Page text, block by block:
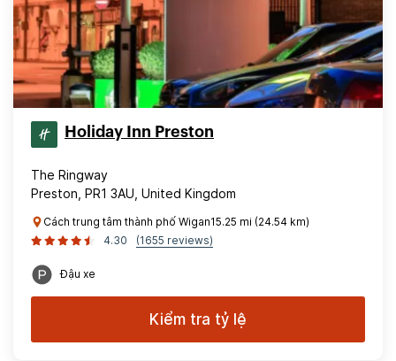
Holiday Inn Preston
The Ringway
Preston, PR1 3AU, United Kingdom
Cách trung tâm thành phố Wigan15.25 mi (24.54 km)
4.30
(1655 reviews)
Đậu xe
Kiểm tra tỷ lệ